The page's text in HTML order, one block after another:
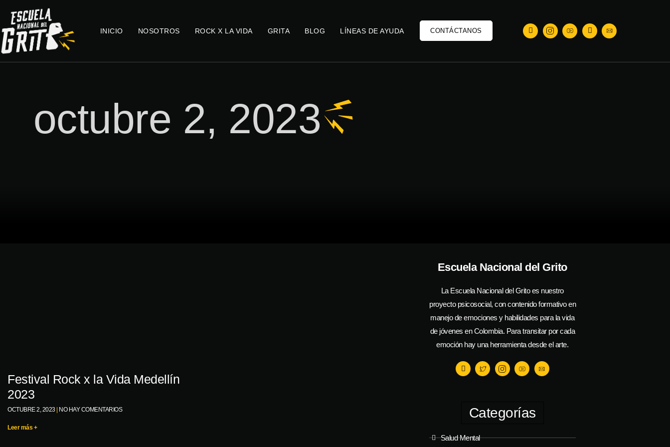
INICIO NOSOTROS ROCK X LA VIDA GRITA BLOG LÍNEAS DE AYUDA CONTÁCTANOS
octubre 2, 2023
Festival Rock x la Vida Medellín
2023
OCTUBRE 2, 2023 NO HAY COMENTARIOS
Leer más +
Escuela Nacional del Grito
La Escuela Nacional del Grito es nuestro
proyecto psicosocial, con contenido formativo en
manejo de emociones y habilidades para la vida
de jóvenes en Colombia. Para transitar por cada
emoción hay una herramienta desde el arte.
Categorías
Salud Mental